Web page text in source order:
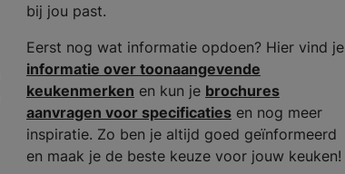
bij jou past.
Eerst nog wat informatie opdoen? Hier vind je
informatie over toonaangevende
keukenmerken en kun je brochures
aanvragen voor specificatiesen nog meer
inspiratie. Zo ben je altijd goed geïnformeerd
en maak je de beste keuze voor jouw keuken!